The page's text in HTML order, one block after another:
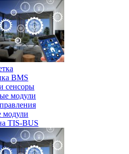
BMS
сенсоры
модули
модули
TIS-BUS